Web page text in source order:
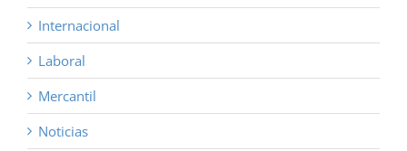
Internacional
Laboral
Mercantil
Noticias